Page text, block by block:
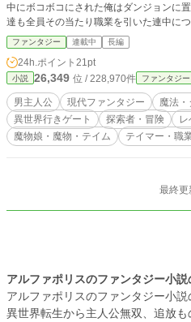
中にボコボコにされた俺はダンジョンに置いてい
達も全員その当たり職業を引いた連中に
口を探索するしかなくなった。 しかもその最中にゴブリンに襲われてしまい足
を滑らせて地下の奥深くへと落ちてしまう
ファンタジー 連載中 長編
24h.ポイント 21pt
小説 26,349 位 / 228,970件 ファンタジー
男主人公 現代ファンタジー 魔法
異世界行きゲート
探索者・冒険
魔物娘・魔物・テイム
テイマー・職
最終更
アルファポリスのファンタジー小説
アルファポリスのファンタジー小説
異世界転生から主人公無双、追放